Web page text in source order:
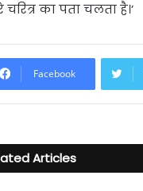
चरित्र का पता चलता है।’
Facebook
Articles